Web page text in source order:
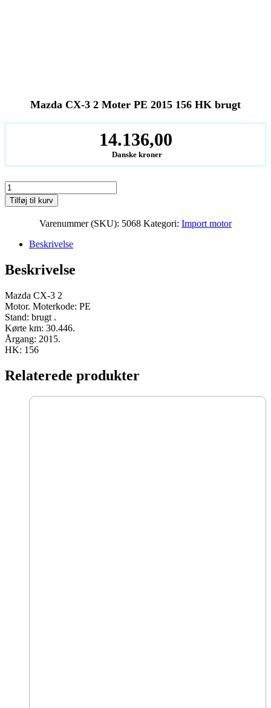
Mazda CX-3 2 Moter PE 2015 156 HK brugt
14.136,00
Danske kroner
Mazda
CX-
3
HK
antal
Tilføj til kurv
Varenummer (SKU): 5068 Kategori: Import motor
Beskrivelse
Beskrivelse
Mazda CX-3 2
Motor. Moterkode: PE
Stand: brugt .
Kørte km: 30.446.
Årgang: 2015.
HK: 156
Relaterede produkter